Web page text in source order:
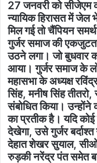
27 जनवरी को सीजेएम
न्यायिक हिरासत में
मिल गई तो चैंपियन
गुर्जर समाज की
उठने लगा। जो बुधवार
आया। गुर्जर समाज के
महासभा के अध्यक्ष
सिंह, मनीष सिंह तीतरो,
संबोधित किया। उन्होंने
का प्रतीक है। यदि
देखेगा, उसे गुर्जर
देहात शेखर सुयाल,
रुड़की नरेंद्र पंत समेत